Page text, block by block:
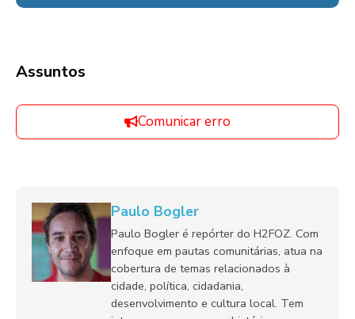
Assuntos
Comunicar erro
Paulo Bogler
Paulo Bogler é repórter do H2FOZ. Com
enfoque em pautas comunitárias, atua na
cobertura de temas relacionados à
cidade, política, cidadania,
desenvolvimento e cultura local. Tem